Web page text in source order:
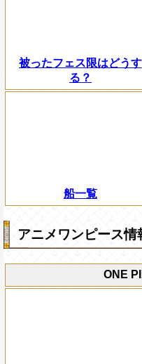
被ったフェス限はどうす
る？
船一覧
アニメワンピース情
ONE